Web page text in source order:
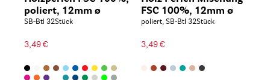
poliert, 12mm ø
SB-Btl 32Stück
3,49 €
FSC 100%, 12mm ø
poliert, SB-Btl 32Stück
3,49 €